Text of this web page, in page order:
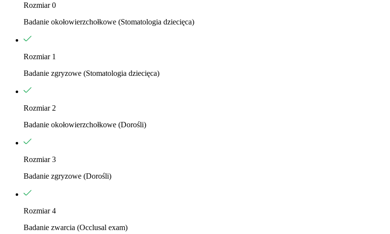
Rozmiar 0
Badanie okołowierzchołkowe (Stomatologia dziecięca)
Rozmiar 1
Badanie zgryzowe (Stomatologia dziecięca)
Rozmiar 2
Badanie okołowierzchołkowe (Dorośli)
Rozmiar 3
Badanie zgryzowe (Dorośli)
Rozmiar 4
Badanie zwarcia (Occlusal exam)